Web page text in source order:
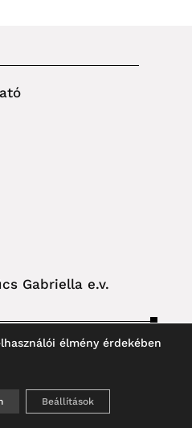
Gabriella e.v.
design by Maze WebArt
élmény érdekében
Beállítások